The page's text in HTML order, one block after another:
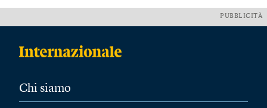
PUBBLICITÀ
Chi siamo